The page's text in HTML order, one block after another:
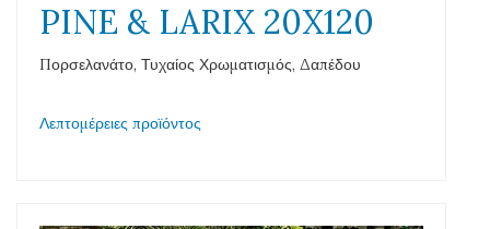
PINE & LARIX 20X120
Πορσελανάτο, Τυχαίος Χρωματισμός, Δαπέδου
Λεπτομέρειες προϊόντος